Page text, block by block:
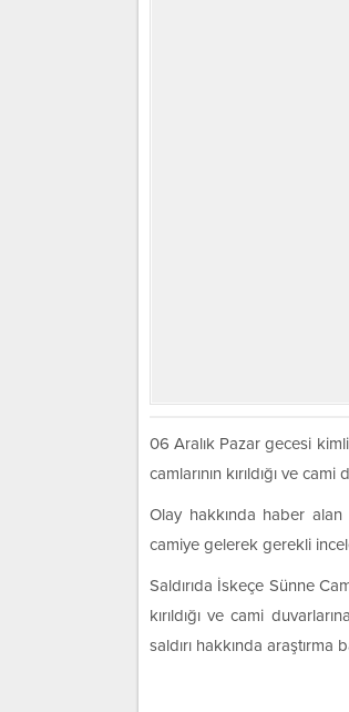
06 Aralık Pazar gecesi
camlarının kırıldığı ve
Olay hakkında haber
camiye gelerek gerekli
Saldırıda İskeçe Sünne
kırıldığı ve cami
saldırı hakkında araştırma